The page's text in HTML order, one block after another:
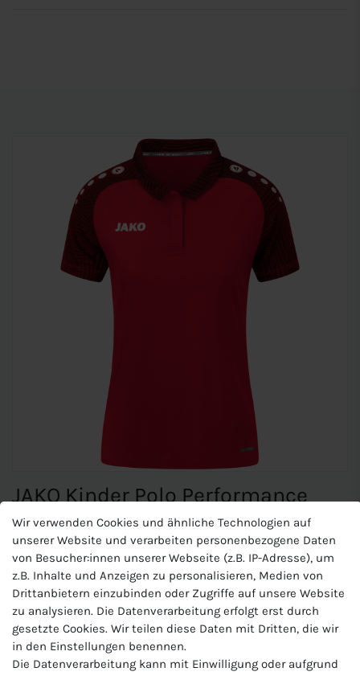
JAKO Kinder Polo Performance
JAKO Kinder Polo Performance
Ärmel aus Jacquard
Microfeine Fasern transportieren Feuchtigkeit unmittelbar
an die Oberfläche des Stoffes. So gewährleistet KEEP DRY,
dass das Material sehr schnell trocknet und Du beim
Sport nicht auskühlst.
Materialart:Polyester-Micro-Mesh
Wir verwenden Cookies und ähnliche Technologien auf
unserer Website und verarbeiten personenbezogene Daten
von Besucher:innen unserer Webseite (z.B. IP-Adresse), um
z.B. Inhalte und Anzeigen zu personalisieren, Medien von
Drittanbietern einzubinden oder Zugriffe auf unsere Website
zu analysieren. Die Datenverarbeitung erfolgt erst durch
gesetzte Cookies. Wir teilen diese Daten mit Dritten, die wir
in den Einstellungen benennen.
Die Datenverarbeitung kann mit Einwilligung oder aufgrund